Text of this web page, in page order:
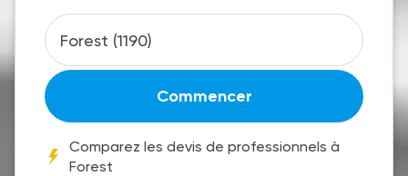
Commencer
Comparez les devis de professionnels à
Forest